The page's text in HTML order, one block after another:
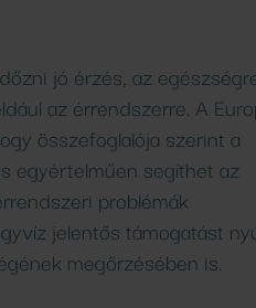
jó érzés, az
az érrendszerre. A
összefoglalója szerint a
egyértelműen segíthet az
problémák
jelentős támogatást
megőrzésében is.